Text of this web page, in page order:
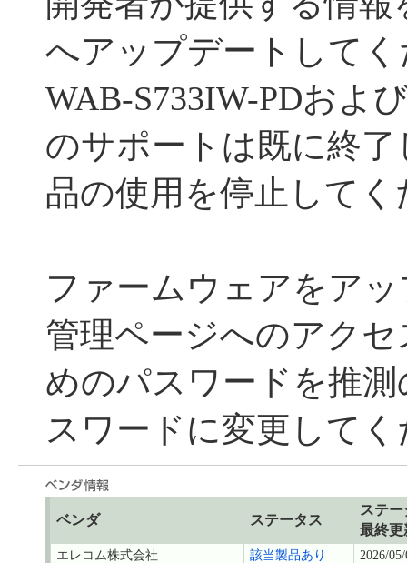
へアップデートして
WAB-S733IW-PDおよ
のサポートは既に終
品の使用を停止してく
ファームウェアをア
管理ページへのアク
めのパスワードを推
スワードに変更して
ベンダ ステータス
ステー
最終更
エレコム株式会社 該当製品あり 2026/05/